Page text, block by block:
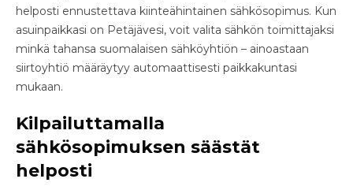
helposti ennustettava kiinteähintainen sähkösopimus. Kun
asuinpaikkasi on Petäjävesi, voit valita sähkön toimittajaksi
minkä tahansa suomalaisen sähköyhtiön – ainoastaan
siirtoyhtiö määräytyy automaattisesti paikkakuntasi
mukaan.
Kilpailuttamalla
sähkösopimuksen säästät
helposti